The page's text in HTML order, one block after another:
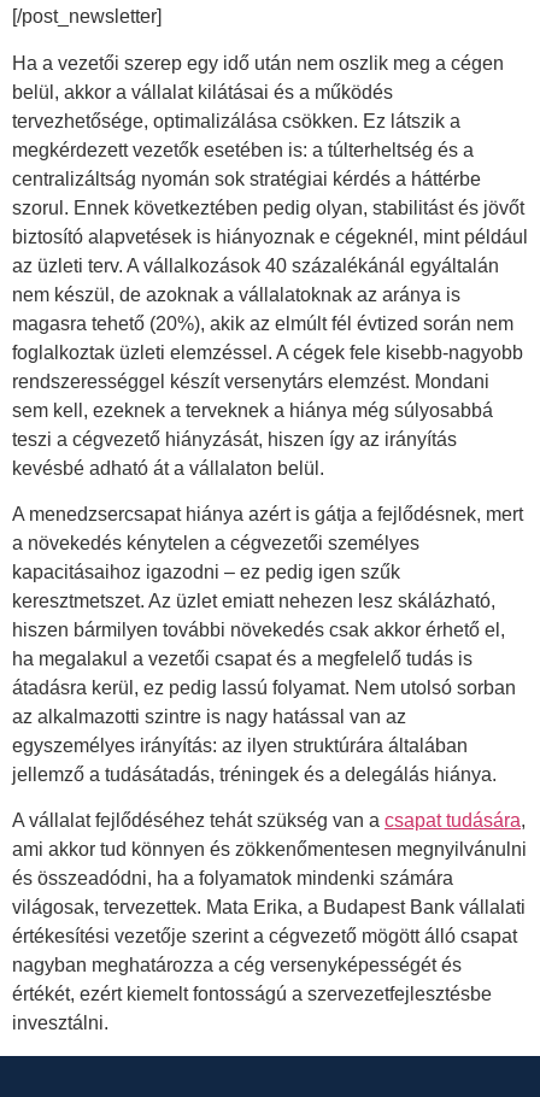
[/post_newsletter]
Ha a vezetői szerep egy idő után nem oszlik meg a cégen
belül, akkor a vállalat kilátásai és a működés
tervezhetősége, optimalizálása csökken. Ez látszik a
megkérdezett vezetők esetében is: a túlterheltség és a
centralizáltság nyomán sok stratégiai kérdés a háttérbe
szorul. Ennek következtében pedig olyan, stabilitást és jövőt
biztosító alapvetések is hiányoznak e cégeknél, mint például
az üzleti terv. A vállalkozások 40 százalékánál egyáltalán
nem készül, de azoknak a vállalatoknak az aránya is
magasra tehető (20%), akik az elmúlt fél évtized során nem
foglalkoztak üzleti elemzéssel. A cégek fele kisebb-nagyobb
rendszerességgel készít versenytárs elemzést. Mondani
sem kell, ezeknek a terveknek a hiánya még súlyosabbá
teszi a cégvezető hiányzását, hiszen így az irányítás
kevésbé adható át a vállalaton belül.
A menedzsercsapat hiánya azért is gátja a fejlődésnek, mert
a növekedés kénytelen a cégvezetői személyes
kapacitásaihoz igazodni – ez pedig igen szűk
keresztmetszet. Az üzlet emiatt nehezen lesz skálázható,
hiszen bármilyen további növekedés csak akkor érhető el,
ha megalakul a vezetői csapat és a megfelelő tudás is
átadásra kerül, ez pedig lassú folyamat. Nem utolsó sorban
az alkalmazotti szintre is nagy hatással van az
egyszemélyes irányítás: az ilyen struktúrára általában
jellemző a tudásátadás, tréningek és a delegálás hiánya.
A vállalat fejlődéséhez tehát szükség van a csapat tudására,
ami akkor tud könnyen és zökkenőmentesen megnyilvánulni
és összeadódni, ha a folyamatok mindenki számára
világosak, tervezettek. Mata Erika, a Budapest Bank vállalati
értékesítési vezetője szerint a cégvezető mögött álló csapat
nagyban meghatározza a cég versenyképességét és
értékét, ezért kiemelt fontosságú a szervezetfejlesztésbe
invesztálni.